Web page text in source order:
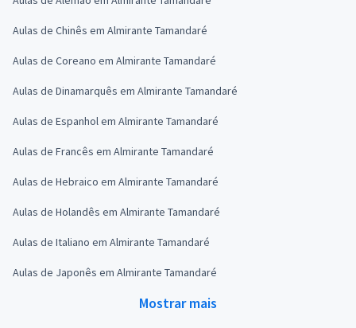
Aulas de Chinês em Almirante Tamandaré
Aulas de Coreano em Almirante Tamandaré
Aulas de Dinamarquês em Almirante Tamandaré
Aulas de Espanhol em Almirante Tamandaré
Aulas de Francês em Almirante Tamandaré
Aulas de Hebraico em Almirante Tamandaré
Aulas de Holandês em Almirante Tamandaré
Aulas de Italiano em Almirante Tamandaré
Aulas de Japonês em Almirante Tamandaré
Mostrar mais